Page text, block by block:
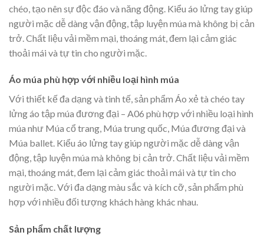
chéo, tạo nên sự độc đáo và năng động. Kiểu áo lửng tay giúp
người mặc dễ dàng vận động, tập luyện múa mà không bị cản
trở. Chất liệu vải mềm mại, thoáng mát, đem lại cảm giác
thoải mái và tự tin cho người mặc.
Áo múa phù hợp với nhiều loại hình múa
Với thiết kế đa dạng và tinh tế, sản phẩm Áo xẻ tà chéo tay
lửng áo tập múa đương đại – A06 phù hợp với nhiều loại hình
múa như Múa cổ trang, Múa trung quốc, Múa đương đại và
Múa ballet. Kiểu áo lửng tay giúp người mặc dễ dàng vận
động, tập luyện múa mà không bị cản trở. Chất liệu vải mềm
mại, thoáng mát, đem lại cảm giác thoải mái và tự tin cho
người mặc. Với đa dạng màu sắc và kích cỡ, sản phẩm phù
hợp với nhiều đối tượng khách hàng khác nhau.
Sản phẩm chất lượng